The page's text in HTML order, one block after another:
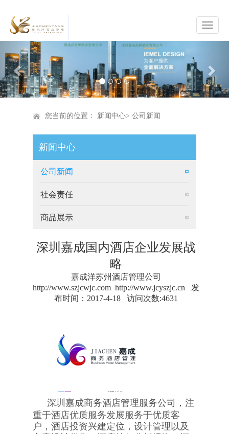
Previous
您当前的位置： 新闻中心> 公司新闻
新闻中心
公司新闻
社会责任
商品展示
深圳嘉成国内酒店企业发展战
略
嘉成洋苏州酒店管理公司
http://www.szjcwjc.com http://www.jcyszjc.cn 发
布时间：2017-4-18 访问次数:4631
深圳嘉成商务酒店管理服务公司，注
重于酒店优质服务发展服务于优质客
户，酒店投资兴建定位，设计管理以及